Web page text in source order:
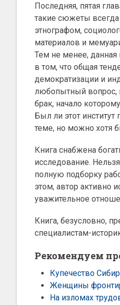
Последняя, пятая
такие сюжеты всегда
этнографом,
материалов и
Тем не менее, данная
в том, что общая
демократизации и
любопытный вопрос,
брак, начало
Был ли этот
теме, но можно хотя
Книга снабжена
исследование.
полную подборку
этом, автор активно
уважительное
Книга, безусловно,
специалистам-
Рекомендуем
Купечество
Женщины
На изломах